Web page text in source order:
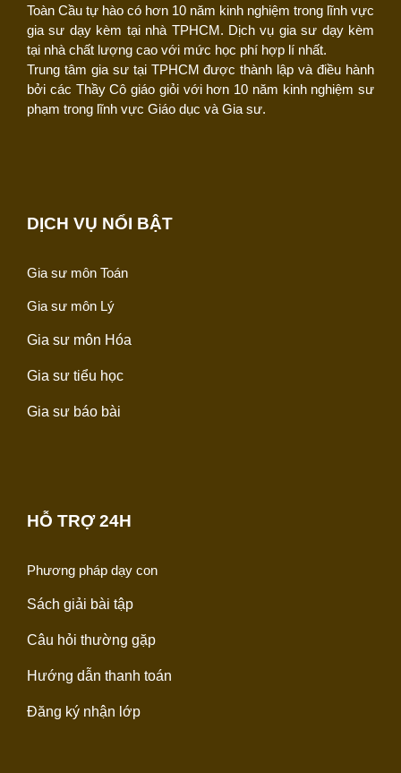
Toàn Cầu tự hào có hơn 10 năm kinh nghiệm trong lĩnh vực
gia sư dạy kèm tại nhà TPHCM. Dịch vụ gia sư dạy kèm
tại nhà chất lượng cao với mức học phí hợp lí nhất.
Trung tâm gia sư tại TPHCM được thành lập và điều hành
bởi các Thầy Cô giáo giỏi với hơn 10 năm kinh nghiệm sư
phạm trong lĩnh vực Giáo dục và Gia sư.
DỊCH VỤ NỔI BẬT
Gia sư môn Toán
Gia sư môn Lý
Gia sư môn Hóa
Gia sư tiểu học
Gia sư báo bài
HỖ TRỢ 24H
Phương pháp dạy con
Sách giải bài tập
Câu hỏi thường gặp
Hướng dẫn thanh toán
Đăng ký nhận lớp